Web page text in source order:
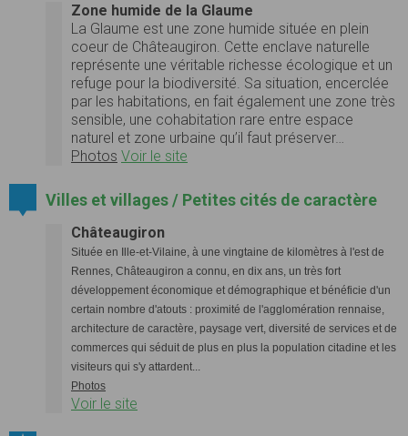
Zone humide de la Glaume
La Glaume est une zone humide située en plein
coeur de Châteaugiron. Cette enclave naturelle
représente une véritable richesse écologique et un
refuge pour la biodiversité. Sa situation, encerclée
par les habitations, en fait également une zone très
sensible, une cohabitation rare entre espace
naturel et zone urbaine qu’il faut préserver…
Photos Voir le site
Villes et villages / Petites cités de caractère
Châteaugiron
Située en Ille-et-Vilaine, à une vingtaine de kilomètres à l'est de
Rennes, Châteaugiron a connu, en dix ans, un très fort
développement économique et démographique et bénéficie d'un
certain nombre d'atouts : proximité de l'agglomération rennaise,
architecture de caractère, paysage vert, diversité de services et de
commerces qui séduit de plus en plus la population citadine et les
visiteurs qui s'y attardent...
Photos
Voir le site